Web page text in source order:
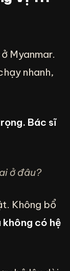
Myanmar.
nhanh,
Bác sĩ
ở đâu?
Không bổ
không có hệ